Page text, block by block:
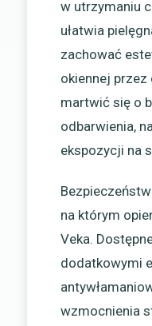
w utrzymaniu
ułatwia
zachować
okiennej przez
martwić się o
odbarwienia,
ekspozycji na
na którym
Veka.
dodatkowymi
wzmocnienia